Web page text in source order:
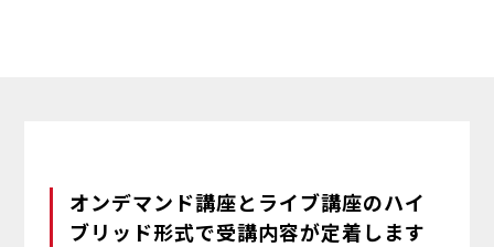
オンデマンド講座とライブ講座のハイ
ブリッド形式で受講内容が定着します